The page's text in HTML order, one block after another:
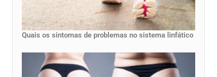
Quais os sintomas de problemas no sistema linfático